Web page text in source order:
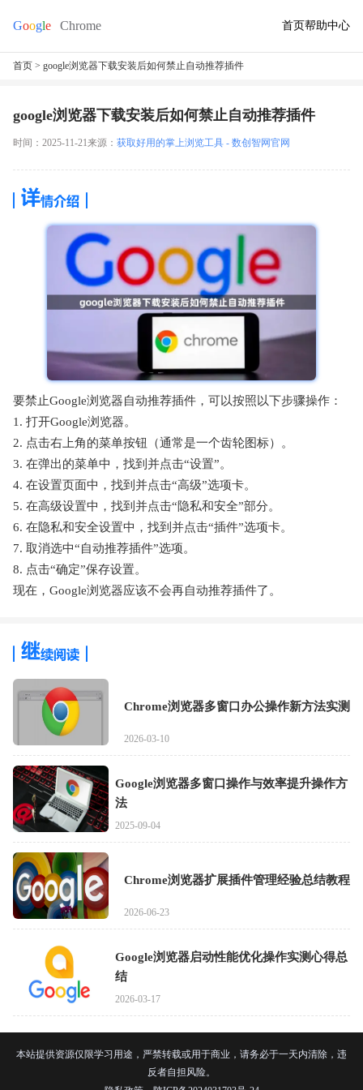
首页帮助中心
首页 > google浏览器下载安装后如何禁止自动推荐插件
google浏览器下载安装后如何禁止自动推荐插件
时间：2025-11-21来源： 获取好用的掌上浏览工具 - 数创智网官网
要禁止Google浏览器自动推荐插件，可以按照以下步骤操作：
1. 打开Google浏览器。
2. 点击右上角的菜单按钮（通常是一个齿轮图标）。
3. 在弹出的菜单中，找到并点击“设置”。
4. 在设置页面中，找到并点击“高级”选项卡。
5. 在高级设置中，找到并点击“隐私和安全”部分。
6. 在隐私和安全设置中，找到并点击“插件”选项卡。
7. 取消选中“自动推荐插件”选项。
8. 点击“确定”保存设置。
现在，Google浏览器应该不会再自动推荐插件了。
Chrome浏览器多窗口办公操作新方法实测
2026-03-10
Google浏览器多窗口操作与效率提升操作方
法
2025-09-04
Chrome浏览器扩展插件管理经验总结教程
2026-06-23
Google浏览器启动性能优化操作实测心得总
结
2026-03-17
本站提供资源仅限学习用途，严禁转载或用于商业，请务必于一天内清除，违
反者自担风险。